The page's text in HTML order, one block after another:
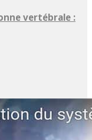
vertébrale :